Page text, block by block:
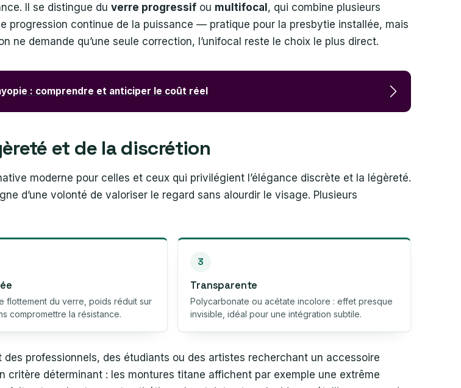
Il se distingue du verre progressif ou multifocal, qui combine plusieurs
progression continue de la puissance — pratique pour la presbytie installée, mais
ne demande qu’une seule correction, l’unifocal reste le choix le plus direct.
: comprendre et anticiper le coût réel
et de la discrétion
moderne pour celles et ceux qui privilégient l’élégance discrète et la légèreté.
d’une volonté de valoriser le regard sans alourdir le visage. Plusieurs
flottement du verre, poids réduit sur
compromettre la résistance.
3
Transparente
Polycarbonate ou acétate incolore : effet presque
invisible, idéal pour une intégration subtile.
professionnels, des étudiants ou des artistes recherchant un accessoire
déterminant : les montures titane affichent par exemple une extrême